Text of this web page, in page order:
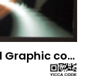
Freedom Amgad Edward Graphic computer.